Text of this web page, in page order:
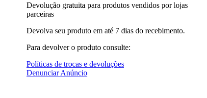
Devolução gratuita para produtos vendidos por lojas
parceiras
Devolva seu produto em até 7 dias do recebimento.
Para devolver o produto consulte:
Políticas de trocas e devoluções
Denunciar Anúncio